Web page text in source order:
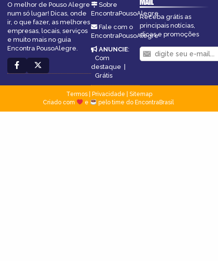
O melhor de Pouso Alegre
num só lugar! Dicas, onde
ir, o que fazer, as melhores
empresas, locais, serviços
e muito mais no guia
Encontra PousoAlegre.
Sobre
EncontraPousoAlegre
Fale com o
EncontraPousoAlegre
ANUNCIE:
Com
destaque
Grátis
Receba grátis as
principais notícias,
dicas e promoções
Termos| Privacidade
Sitemap
Criado com
e pelo time do EncontraBrasil